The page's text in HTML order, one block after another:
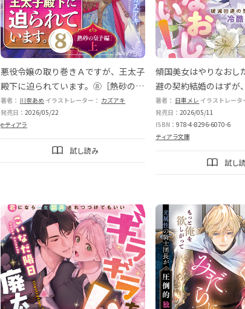
悪役令嬢の取り巻きＡですが、王太子
殿下に迫られています。⑧［熱砂の皇
子編］上
著者：川奈あめ イラストレーター： カズアキ
発売日：2026/05/22
e-ティアラ
試し読み
傾国美女はやりなお
避の契約結婚のはずが
ちゃめちゃ溺愛されて
著者： 日車メレ イラストレータ
発売日：2026/05/11
ISBN：978-4-8296-6070-6
ティアラ文庫
試し